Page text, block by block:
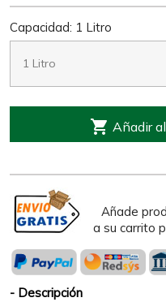
Capacidad: 1 Litro
 Añadir
Añade
a su carrito
Descripción